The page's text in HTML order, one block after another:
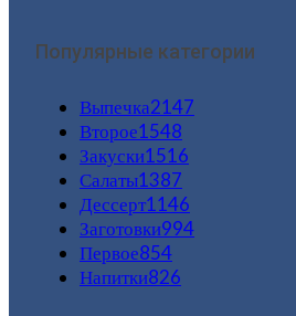
Популярные категории
Выпечка2147
Второе1548
Закуски1516
Салаты1387
Дессерт1146
Заготовки994
Первое854
Напитки826